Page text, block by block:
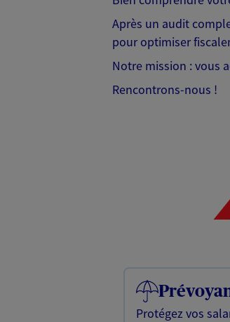
Après un audit
pour optimiser
Notre mission : vous
Rencontrons-nous !
Protégez vos